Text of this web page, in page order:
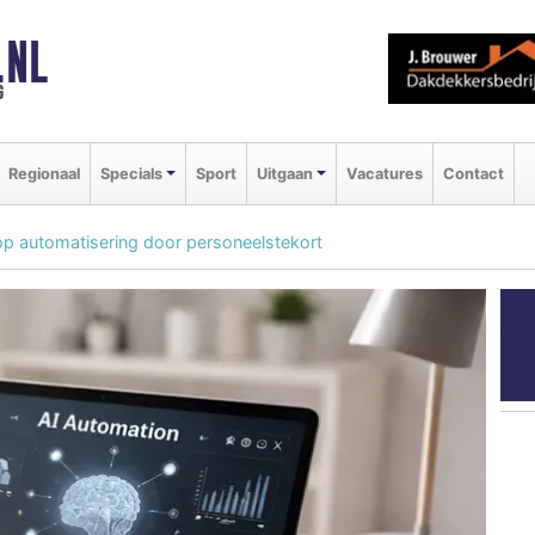
Regionaal Specials Sport Uitgaan Vacatures Contact
automatisering door personeelstekort